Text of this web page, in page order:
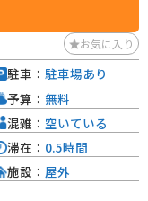
化に触れることができ
歴史を感じさせる峠道
特に、国道156号線は、
おり、バイク乗りなら一
と文化に触れる旅を楽
お気に入り
駐車： 駐車場あり
予算： 無料
混雑： 空いている
滞在： 0.5時間
施設： 屋外